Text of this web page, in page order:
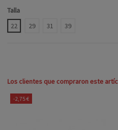
Talla
22
29 31 39
Los clientes que compraron este
-2,75 €